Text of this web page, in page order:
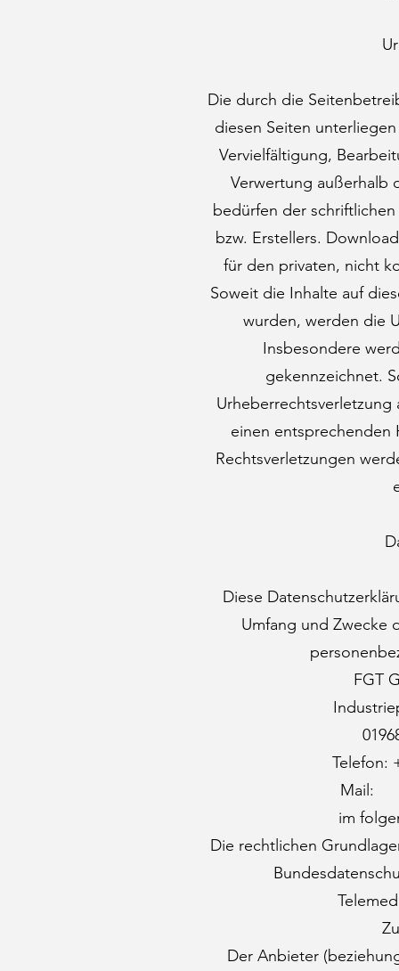
Die durch die
diesen Seiten
Vervielfältigung,
Verwertung außerhalb
bedürfen der
bzw. Erstellers.
für den privaten, nicht
Soweit die Inhalte auf
wurden, werden die
Insbesondere
gekennzeichnet.
einen entsprechenden
Rechtsverletzungen
Diese
Umfang und Zwecke
FGT
Telefon:
Mail:
im
Die rechtlichen
Der Anbieter